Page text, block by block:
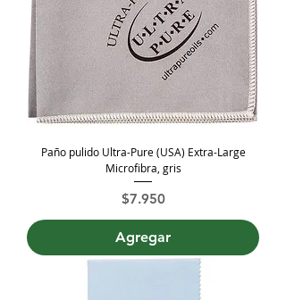
Paño pulido Ultra-Pure (USA) Extra-Large
Microfibra, gris
Precio
$7.950
Agregar